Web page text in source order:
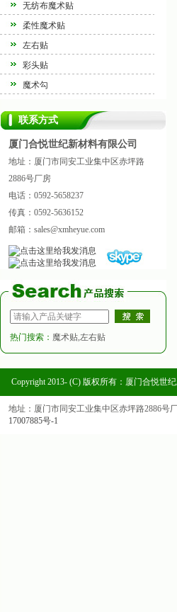
无纺布魔术贴
柔性魔术贴
左右贴
彩头贴
魔术勾
联系方式
厦门合悦世纪新材料有限公司
地址：厦门市同安工业集中区赤坪路
2886号厂房
电话：0592-5658237
传真：0592-5636152
邮箱：sales@xmheyue.com
热门搜索： 魔术贴,左右贴
Copyright 2013- (C) 版权所有：厦门合悦世
地址：厦门市同安工业集中区赤坪路2886号
17007885号-1